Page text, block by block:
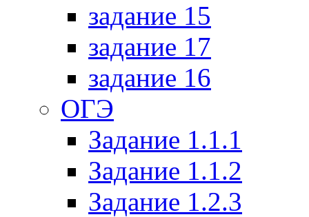
задание 15
задание 17
задание 16
ОГЭ
Задание 1.1.1
Задание 1.1.2
Задание 1.2.3